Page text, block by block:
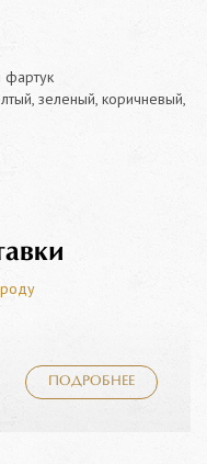
фартук
зеленый, коричневый,
ПОДРОБНЕЕ